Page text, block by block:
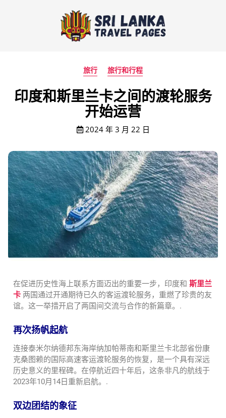
旅行 旅行和行程
印度和斯里兰卡之间的渡轮服务
开始运营
2024 年 3 月 22 日
在促进历史性海上联系方面迈出的重要一步，印度和 斯里兰
卡 两国通过开通期待已久的客运渡轮服务，重燃了珍贵的友
谊。这一举措开启了两国间交流与合作的新篇章。.
再次扬帆起航
连接泰米尔纳德邦东海岸纳加帕蒂南和斯里兰卡北部省份康
克桑图赖的国际高速客运渡轮服务的恢复，是一个具有深远
历史意义的里程碑。在停航近四十年后，这条非凡的航线于
2023年10月14日重新启航。.
双边团结的象征